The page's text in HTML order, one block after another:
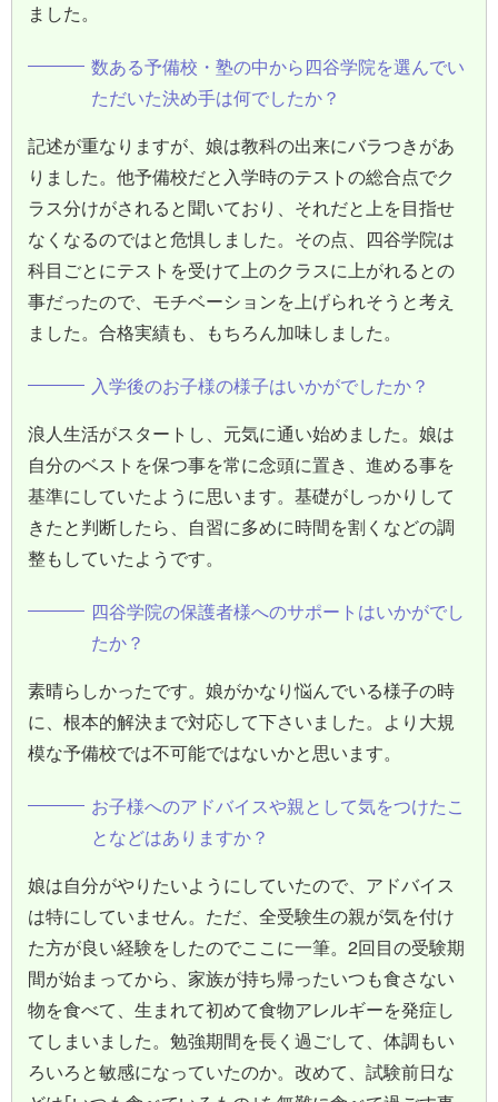
ました。
数ある予備校・塾の中から四谷学院を選んでい
ただいた決め手は何でしたか？
記述が重なりますが、娘は教科の出来にバラつきがあ
りました。他予備校だと入学時のテストの総合点でク
ラス分けがされると聞いており、それだと上を目指せ
なくなるのではと危惧しました。その点、四谷学院は
科目ごとにテストを受けて上のクラスに上がれるとの
事だったので、モチベーションを上げられそうと考え
ました。合格実績も、もちろん加味しました。
入学後のお子様の様子はいかがでしたか？
浪人生活がスタートし、元気に通い始めました。娘は
自分のベストを保つ事を常に念頭に置き、進める事を
基準にしていたように思います。基礎がしっかりして
きたと判断したら、自習に多めに時間を割くなどの調
整もしていたようです。
四谷学院の保護者様へのサポートはいかがでし
たか？
素晴らしかったです。娘がかなり悩んでいる様子の時
に、根本的解決まで対応して下さいました。より大規
模な予備校では不可能ではないかと思います。
お子様へのアドバイスや親として気をつけたこ
となどはありますか？
娘は自分がやりたいようにしていたので、アドバイス
は特にしていません。ただ、全受験生の親が気を付け
た方が良い経験をしたのでここに一筆。2回目の受験期
間が始まってから、家族が持ち帰ったいつも食さない
物を食べて、生まれて初めて食物アレルギーを発症し
てしまいました。勉強期間を長く過ごして、体調もい
ろいろと敏感になっていたのか。改めて、試験前日な